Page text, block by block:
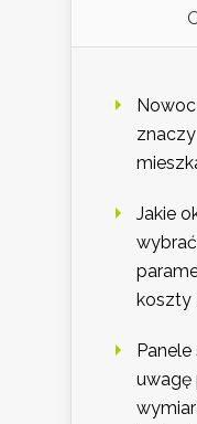
Jakie
koszty
uwagę